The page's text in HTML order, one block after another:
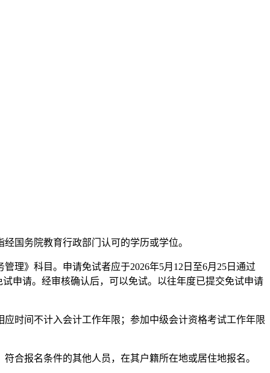
国务院教育行政部门认可的学历或学位。
理》科目。申请免试者应于2026年5月12日至6月25日通过
试申请。经审核确认后，可以免试。以往年度已提交免试申请
时间不计入会计工作年限；参加中级会计资格考试工作年限
合报名条件的其他人员，在其户籍所在地或居住地报名。